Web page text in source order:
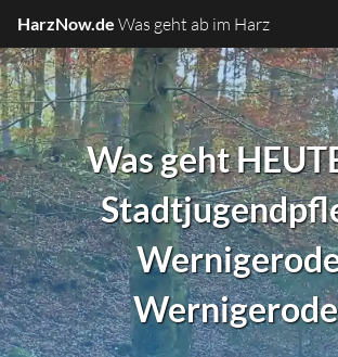
HarzNow.de Was geht ab im Harz
Was geht